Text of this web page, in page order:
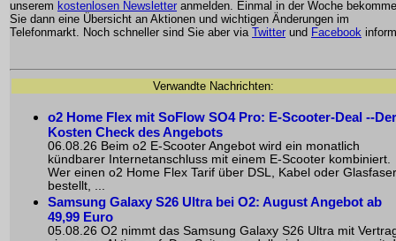
unserem kostenlosen Newsletter anmelden. Einmal in der Woche
Sie dann eine Übersicht an Aktionen und wichtigen Änderungen im
Telefonmarkt. Noch schneller sind Sie aber via Twitter und Facebook
Verwandte Nachrichten:
o2 Home Flex mit SoFlow SO4 Pro: E-Scooter-Deal --Der
Kosten Check des Angebots
06.08.26 Beim o2 E-Scooter Angebot wird ein monatlich
kündbarer Internetanschluss mit einem E-Scooter kombiniert.
Wer einen o2 Home Flex Tarif über DSL, Kabel oder Glasfaser
bestellt, ...
Samsung Galaxy S26 Ultra bei O2: August Angebot ab
49,99 Euro
05.08.26 O2 nimmt das Samsung Galaxy S26 Ultra mit